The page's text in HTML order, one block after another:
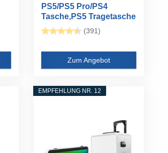
PS5/PS5 Pro/PS4
Tasche,PS5 Tragetasche
Kompatibel...
(391)
Zum Angebot
EMPFEHLUNG NR. 12